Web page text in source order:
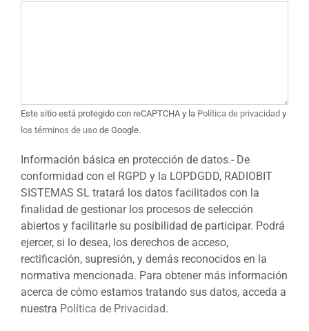
Este sitio está protegido con reCAPTCHA y la Política de privacidad y
los términos de usode Google.
Información básica en protección de datos.- De
conformidad con el RGPD y la LOPDGDD, RADIOBIT
SISTEMAS SL tratará los datos facilitados con la
finalidad de gestionar los procesos de selección
abiertos y facilitarle su posibilidad de participar. Podrá
ejercer, si lo desea, los derechos de acceso,
rectificación, supresión, y demás reconocidos en la
normativa mencionada. Para obtener más información
acerca de cómo estamos tratando sus datos, acceda a
nuestra Política de Privacidad.